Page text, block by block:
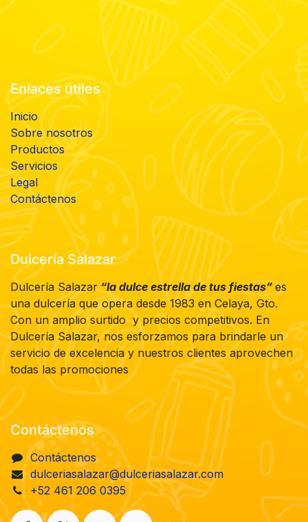
Enlaces útiles
Inicio
Sobre nosotros
Productos
Servicios
Legal
Contáctenos
Dulcería Salazar
Dulcería Salazar“la dulce estrella de tus fiestas”es
una dulcería que opera desde 1983 en Celaya, Gto.
Con un amplio surtido y precios competitivos. En
Dulcería Salazar, nos esforzamos para brindarle un
servicio de excelencia y nuestros clientes aprovechen
todas las promociones
Contáctenos
Contáctenos
dulceriasalazar@dulceriasalazar.com
+52 461 206 0395